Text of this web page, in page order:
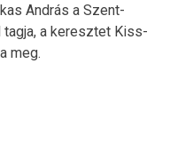
András a Szent-
tagja, a keresztet Kiss-
meg.